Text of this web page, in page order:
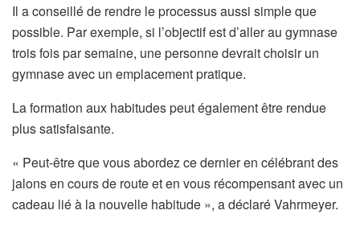
l
e
t
)
n
n
o
u
e
o
n
g
Il a conseillé de rendre le processus aussi simple que
possible. Par exemple, si l’objectif est d’aller au gymnase
trois fois par semaine, une personne devrait choisir un
gymnase avec un emplacement pratique.
La formation aux habitudes peut également être rendue
plus satisfaisante.
« Peut-être que vous abordez ce dernier en célébrant des
jalons en cours de route et en vous récompensant avec un
cadeau lié à la nouvelle habitude », a déclaré Vahrmeyer.